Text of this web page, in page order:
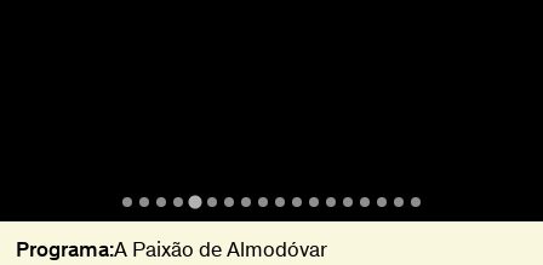
Programa:A Paixão de Almodóvar